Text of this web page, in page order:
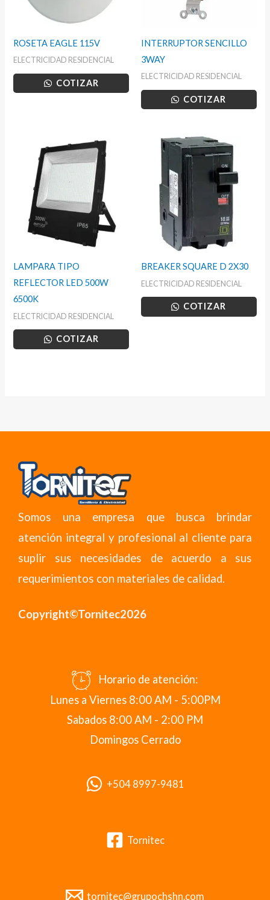
ROSETA EAGLE 115V
ELECTRICIDAD RESIDENCIAL
COTIZAR
INTERRUPTOR SENCILLO
3WAY
ELECTRICIDAD RESIDENCIAL
COTIZAR
LAMPARA TIPO
REFLECTOR LED 500W
6500K
ELECTRICIDAD RESIDENCIAL
COTIZAR
BREAKER SQUARE D 2X30
ELECTRICIDAD RESIDENCIAL
COTIZAR
Somos una empresa que busca brindar
atención integral y profesional al cliente para
suplir sus necesidades de acuerdo a sus
requerimientos con materiales de calidad.
Copyright©Tornitec2026
Horario de atención:
Lunes a Viernes 8:00 AM - 5:00PM
Sabados 8:00 AM - 2:00 PM
Domingos Cerrado
+504 8997-9481
Tornitec
tornitec@grupochshn.com